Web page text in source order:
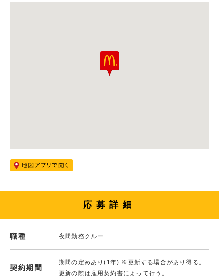
応募詳細
職種 夜間勤務クルー
契約期間
期間の定めあり(1年) ※更新する場合があり得る。
更新の際は雇用契約書によって行う。